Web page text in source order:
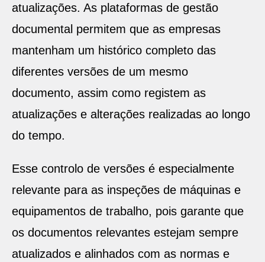
atualizações. As plataformas de gestão
documental permitem que as empresas
mantenham um histórico completo das
diferentes versões de um mesmo
documento, assim como registem as
atualizações e alterações realizadas ao longo
do tempo.
Esse controlo de versões é especialmente
relevante para as inspeções de máquinas e
equipamentos de trabalho, pois garante que
os documentos relevantes estejam sempre
atualizados e alinhados com as normas e